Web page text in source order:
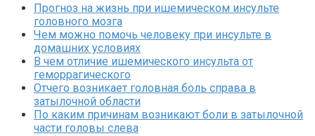
Прогноз на жизнь при ишемическом инсульте
головного мозга
Чем можно помочь человеку при инсульте в
домашних условиях
В чем отличие ишемического инсульта от
геморрагического
Отчего возникает головная боль справа в
затылочной области
По каким причинам возникают боли в затылочной
части головы слева